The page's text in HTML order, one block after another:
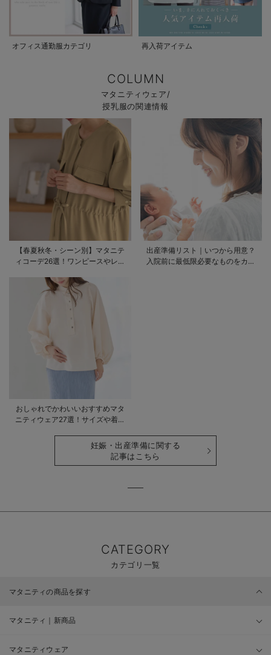
オフィス通勤服カテゴリ 再入荷アイテム
COLUMN
マタニティウェア/
授乳服の関連情報
【春夏秋冬・シーン別】マタニテ
ィコーデ26選！ワンピースやレギ
出産準備リスト｜いつから用意？
入院前に最低限必要なものをカテ
おしゃれでかわいいおすすめマタ
ニティウェア27選！サイズや着る
妊娠・出産準備に関する
記事はこちら
CATEGORY
カテゴリ一覧
マタニティの商品を探す
マタニティ｜新商品
マタニティウェア